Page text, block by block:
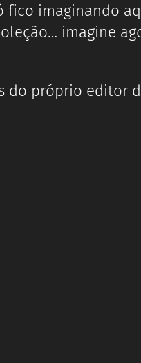
fico imaginando
imagine
do próprio editor